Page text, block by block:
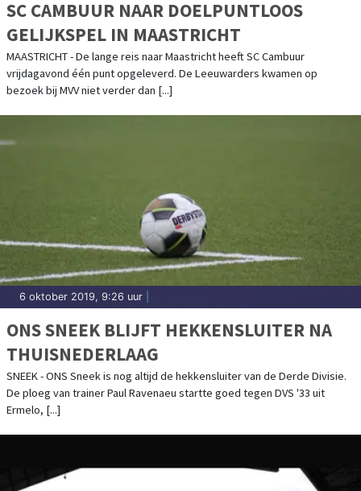
SC CAMBUUR NAAR DOELPUNTLOOS
GELIJKSPEL IN MAASTRICHT
MAASTRICHT - De lange reis naar Maastricht heeft SC Cambuur
vrijdagavond één punt opgeleverd. De Leeuwarders kwamen op
bezoek bij MVV niet verder dan [...]
6 oktober 2019, 9:26 uur
ONS SNEEK BLIJFT HEKKENSLUITER NA
THUISNEDERLAAG
SNEEK - ONS Sneek is nog altijd de hekkensluiter van de Derde Divisie.
De ploeg van trainer Paul Ravenaeu startte goed tegen DVS '33 uit
Ermelo, [...]